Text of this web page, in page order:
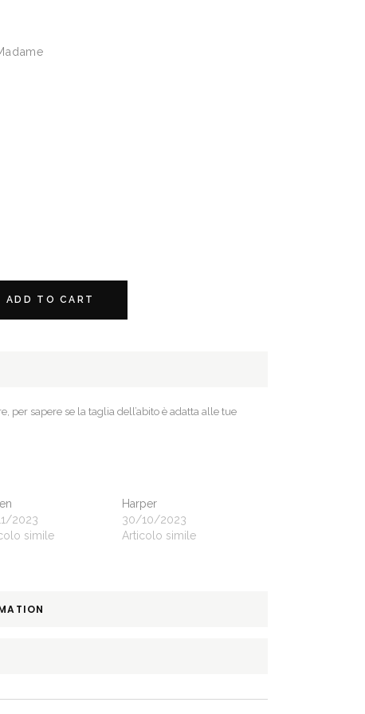
ADD TO CART
, per sapere se la taglia dell’abito è adatta alle tue
2023
simile
Harper
30/10/2023
Articolo simile